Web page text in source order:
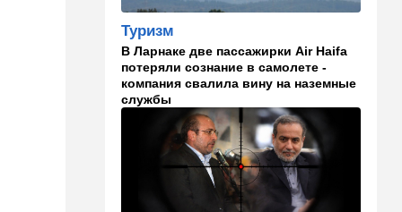
в "Мосаде"
00:07 Израиль
Стало известно, кому
принадлежит тело,
найденное в районе Петах-
Тиквы
Общество
Помогите найти: пропала
Эльмира из Рамат-Гана
Туризм
В Ларнаке две пассажирки Air Haifa
потеряли сознание в самолете -
компания свалила вину на наземные
службы